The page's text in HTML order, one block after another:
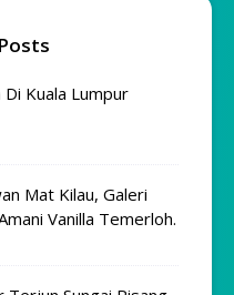
Kuala Lumpur
Mat Kilau, Galeri
Vanilla Temerloh.